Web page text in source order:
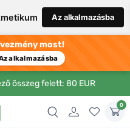
Az alkalmazásba
most!
alkalmazásba
összeg felett: 80 EUR
0